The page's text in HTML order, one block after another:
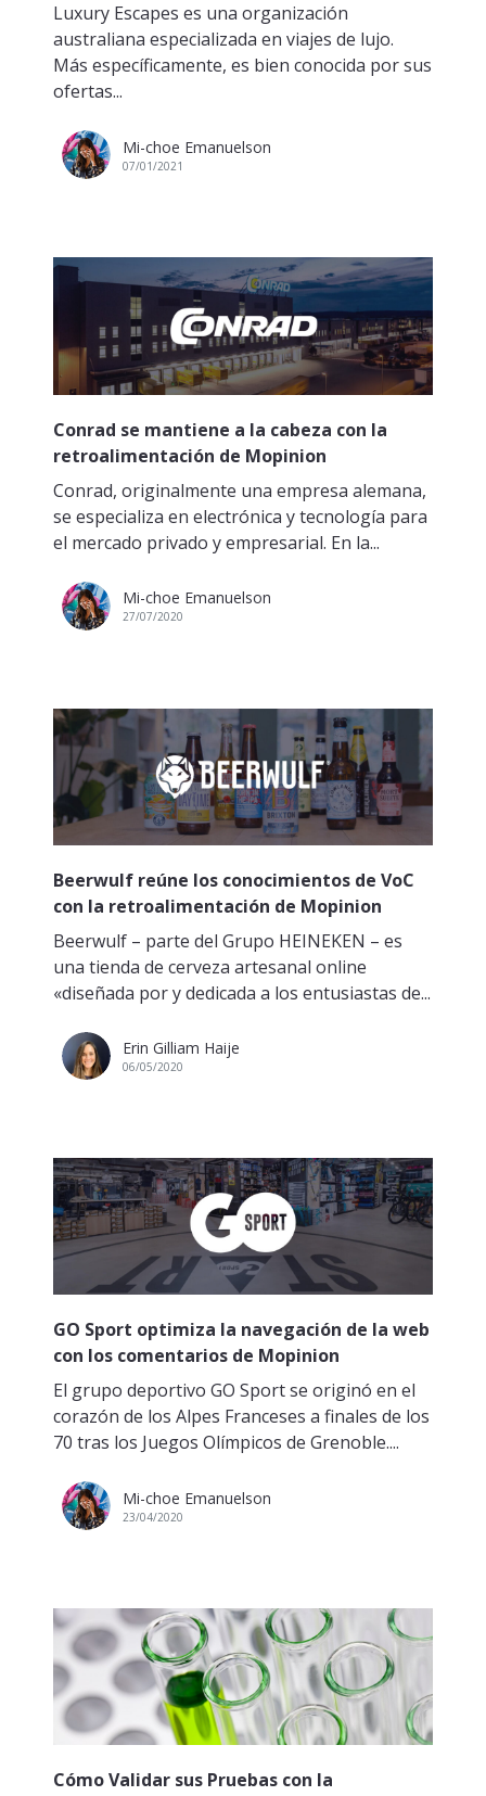
Luxury Escapes es una organización
australiana especializada en viajes de lujo.
Más específicamente, es bien conocida por sus
ofertas...
Mi-choe Emanuelson
07/01/2021
Conrad se mantiene a la cabeza con la
retroalimentación de Mopinion
Conrad, originalmente una empresa alemana,
se especializa en electrónica y tecnología para
el mercado privado y empresarial. En la...
Mi-choe Emanuelson
27/07/2020
Beerwulf reúne los conocimientos de VoC
con la retroalimentación de Mopinion
Beerwulf – parte del Grupo HEINEKEN – es
una tienda de cerveza artesanal online
«diseñada por y dedicada a los entusiastas de...
Erin Gilliam Haije
06/05/2020
GO Sport optimiza la navegación de la web
con los comentarios de Mopinion
El grupo deportivo GO Sport se originó en el
corazón de los Alpes Franceses a finales de los
70 tras los Juegos Olímpicos de Grenoble....
Mi-choe Emanuelson
23/04/2020
Cómo Validar sus Pruebas con la